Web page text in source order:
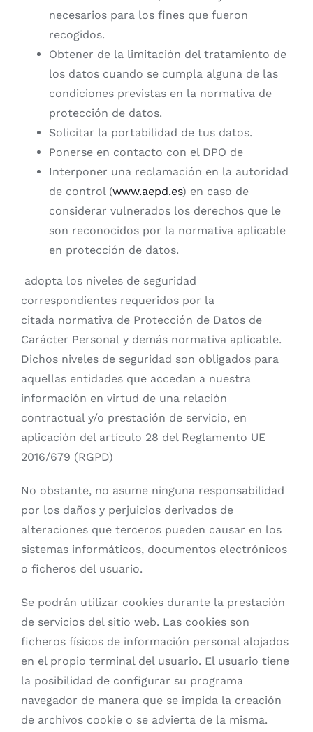
necesarios para los fines que fueron
recogidos.
Obtener de la limitación del tratamiento de
los datos cuando se cumpla alguna de las
condiciones previstas en la normativa de
protección de datos.
Solicitar la portabilidad de tus datos.
Ponerse en contacto con el DPO de
Interponer una reclamación en la autoridad
de control (www.aepd.es) en caso de
considerar vulnerados los derechos que le
son reconocidos por la normativa aplicable
en protección de datos.
adopta los niveles de seguridad
correspondientes requeridos por la
citada normativa de Protección de Datos de
Carácter Personal y demás normativa aplicable.
Dichos niveles de seguridad son obligados para
aquellas entidades que accedan a nuestra
información en virtud de una relación
contractual y/o prestación de servicio, en
aplicación del artículo 28 del Reglamento UE
2016/679 (RGPD)
No obstante, no asume ninguna responsabilidad
por los daños y perjuicios derivados de
alteraciones que terceros pueden causar en los
sistemas informáticos, documentos electrónicos
o ficheros del usuario.
Se podrán utilizar cookies durante la prestación
de servicios del sitio web. Las cookies son
ficheros físicos de información personal alojados
en el propio terminal del usuario. El usuario tiene
la posibilidad de configurar su programa
navegador de manera que se impida la creación
de archivos cookie o se advierta de la misma.